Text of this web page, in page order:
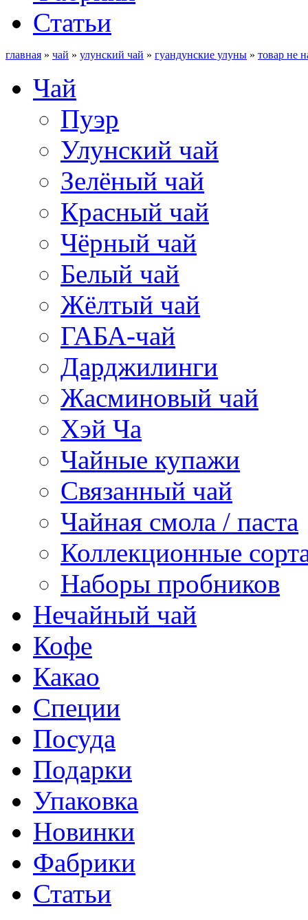
Статьи
главная » чай » улунский чай » гуандунские улуны » товар не
Чай
Пуэр
Улунский чай
Зелёный чай
Красный чай
Чёрный чай
Белый чай
Жёлтый чай
ГАБА-чай
Дарджилинги
Жасминовый чай
Хэй Ча
Чайные купажи
Связанный чай
Чайная смола / паста
Коллекционные
Наборы пробников
Нечайный чай
Кофе
Какао
Специи
Посуда
Подарки
Упаковка
Новинки
Фабрики
Статьи